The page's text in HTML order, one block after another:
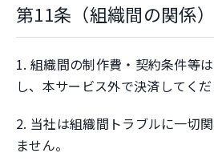
第11条（組織間の関係）
1. 組織間の制作費・契約条件等
し、本サービス外で決済してくだ
2. 当社は組織間トラブルに一切
ません。